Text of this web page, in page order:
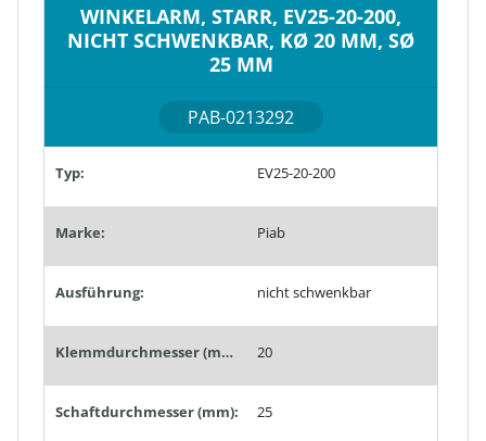
WINKELARM, STARR, EV25-20-200,
NICHT SCHWENKBAR, KØ 20 MM, SØ
25 MM
PAB-0213292
Typ: EV25-20-200
Marke: Piab
Ausführung: nicht schwenkbar
Klemmdurchmesser (mm): 20
Schaftdurchmesser (mm): 25